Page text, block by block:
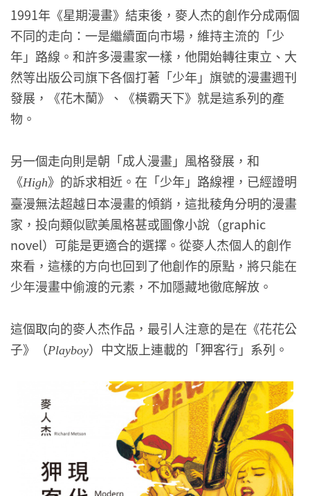
1991年《星期漫畫》結束後，麥人杰的創作分成兩個
不同的走向：一是繼續面向市場，維持主流的「少
年」路線。和許多漫畫家一樣，他開始轉往東立、大
然等出版公司旗下各個打著「少年」旗號的漫畫週刊
發展，《花木蘭》、《橫霸天下》就是這系列的產
物。
另一個走向則是朝「成人漫畫」風格發展，和
《High》的訴求相近。在「少年」路線裡，已經證明
臺漫無法超越日本漫畫的傾銷，這批稜角分明的漫畫
家，投向類似歐美風格甚或圖像小說（graphic
novel）可能是更適合的選擇。從麥人杰個人的創作
來看，這樣的方向也回到了他創作的原點，將只能在
少年漫畫中偷渡的元素，不加隱藏地徹底解放。
這個取向的麥人杰作品，最引人注意的是在《花花公
子》（Playboy）中文版上連載的「狎客行」系列。